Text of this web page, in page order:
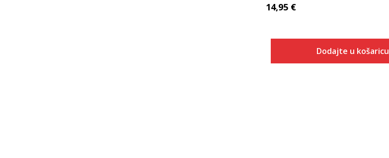
14,95 €
Dodajte u košaricu